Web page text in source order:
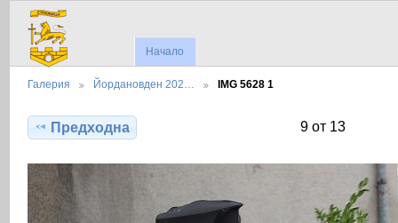
Начало
Галерия Йордановден 202… IMG 5628 1
Предходна 9 от 13